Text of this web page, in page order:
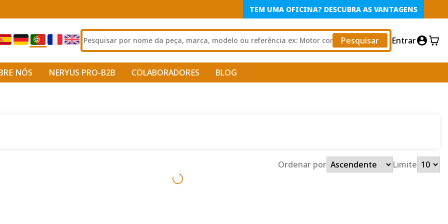
TEM UMA OFICINA? DESCUBRA AS VANTAGENS
Pesquisar Entrar
NÓS NERYUS PRO-B2B COLABORADORES BLOG
Ordenar por Limite